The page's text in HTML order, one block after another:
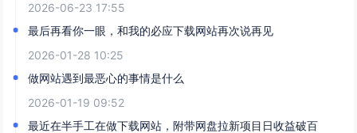
2026-06-23 17:55
最后再看你一眼，和我的必应下载网站再次说再见
2026-01-28 10:25
做网站遇到最恶心的事情是什么
2026-01-19 09:52
最近在半手工在做下载网站，附带网盘拉新项目日收益破百